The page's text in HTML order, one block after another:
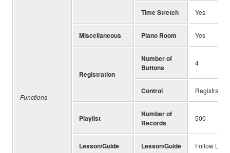
Functions
Time Stretch Yes
Miscellaneous Piano Room Yes
Registration
Number of
Buttons
4
Control
Playlist
Number of
Records
500
Lesson/Guide Lesson/Guide Follow